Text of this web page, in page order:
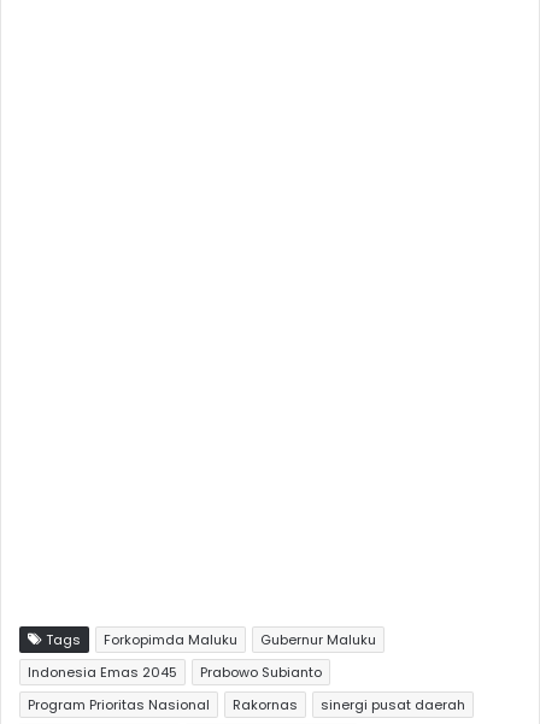
Tags Forkopimda Maluku
Gubernur Maluku
Indonesia Emas 2045
Prabowo Subianto
Program Prioritas Nasional
Rakornas
sinergi pusat daerah